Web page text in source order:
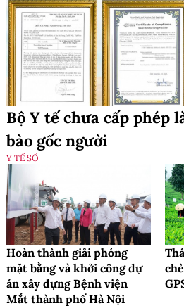
Bộ Y tế chưa cấp phép
bào gốc người
Y TẾ SỐ
Hoàn thành giải phóng
mặt bằng và khởi công dự
án xây dựng Bệnh viện
Mắt thành phố Hà Nội